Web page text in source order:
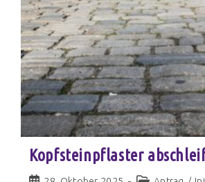
Kopfsteinpflaster